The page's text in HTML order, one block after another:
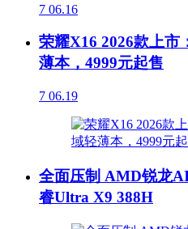
7 06.16
荣耀X16 2026款上市
薄本，4999元起售
7 06.19
全面压制 AMD锐龙
睿Ultra X9 388H